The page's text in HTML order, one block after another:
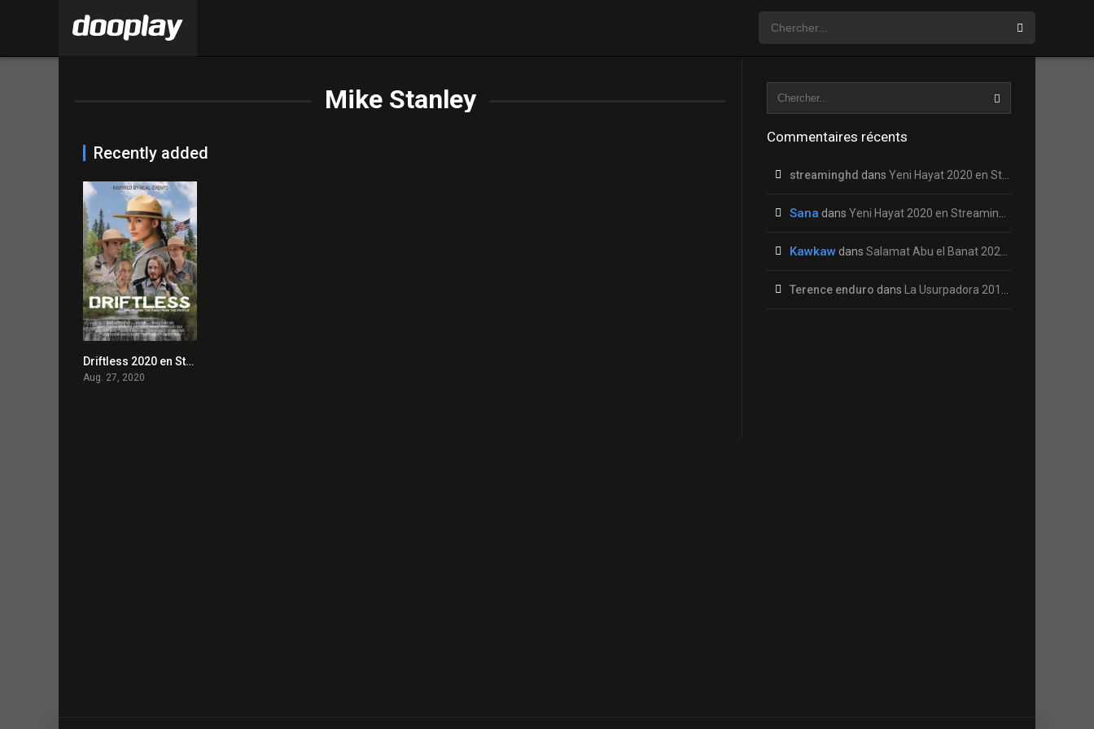
Mike Stanley
Recently added
0Driftless 2020 en Streaming HD Gratuit !
Aug. 27, 2020
Commentaires récents
streaminghd dans Yeni Hayat 2020 en Streaming HD Gratuit !
Sana dans Yeni Hayat 2020 en Streaming HD Gratuit !
Kawkaw dans Salamat Abu el Banat 2020 en Streaming HD Gratuit !
Terence enduro dans La Usurpadora 2019 en Streaming HD Gratuit !